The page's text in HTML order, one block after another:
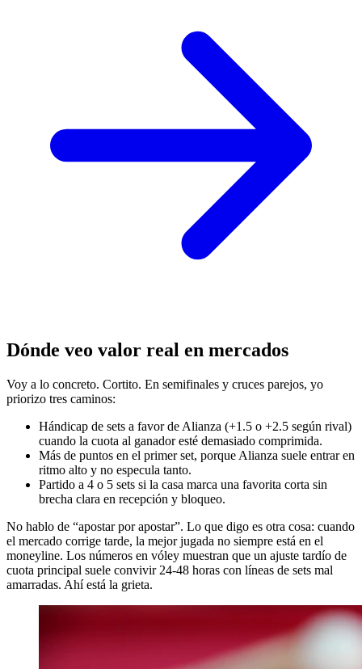
Dónde veo valor real en mercados
Voy a lo concreto. Cortito. En semifinales y cruces parejos, yo
priorizo tres caminos:
Hándicap de sets a favor de Alianza (+1.5 o +2.5 según rival)
cuando la cuota al ganador esté demasiado comprimida.
Más de puntos en el primer set, porque Alianza suele entrar en
ritmo alto y no especula tanto.
Partido a 4 o 5 sets si la casa marca una favorita corta sin
brecha clara en recepción y bloqueo.
No hablo de “apostar por apostar”. Lo que digo es otra cosa: cuando
el mercado corrige tarde, la mejor jugada no siempre está en el
moneyline. Los números en vóley muestran que un ajuste tardío de
cuota principal suele convivir 24-48 horas con líneas de sets mal
amarradas. Ahí está la grieta.